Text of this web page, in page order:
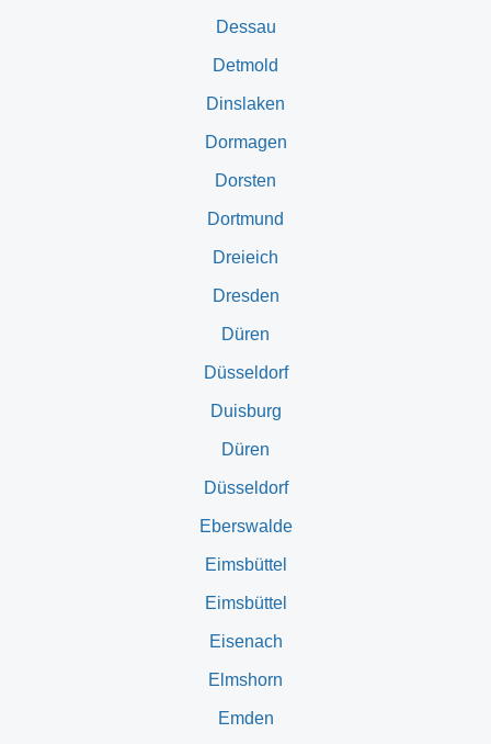
Dessau
Detmold
Dinslaken
Dormagen
Dorsten
Dortmund
Dreieich
Dresden
Düren
Düsseldorf
Duisburg
Düren
Düsseldorf
Eberswalde
Eimsbüttel
Eimsbüttel
Eisenach
Elmshorn
Emden